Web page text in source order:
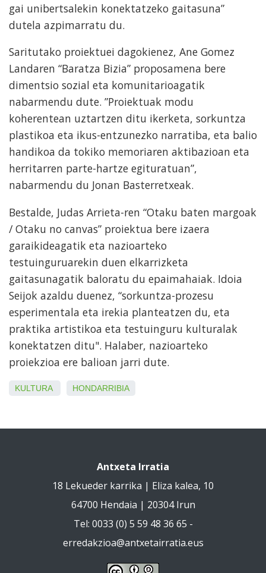
gai unibertsalekin konektatzeko gaitasuna”
dutela azpimarratu du.
Saritutako proiektuei dagokienez, Ane Gomez
Landaren “Baratza Bizia” proposamena bere
dimentsio sozial eta komunitarioagatik
nabarmendu dute. ”Proiektuak modu
koherentean uztartzen ditu ikerketa, sorkuntza
plastikoa eta ikus-entzunezko narratiba, eta balio
handikoa da tokiko memoriaren aktibazioan eta
herritarren parte-hartze egituratuan”,
nabarmendu du Jonan Basterretxeak.
Bestalde, Judas Arrieta-ren “Otaku baten margoak
/ Otaku no canvas” proiektua bere izaera
garaikideagatik eta nazioarteko
testuinguruarekin duen elkarrizketa
gaitasunagatik baloratu du epaimahaiak. Idoia
Seijok azaldu duenez, “sorkuntza-prozesu
esperimentala eta irekia planteatzen du, eta
praktika artistikoa eta testuinguru kulturalak
konektatzen ditu". Halaber, nazioarteko
proiekzioa ere balioan jarri dute.
KULTURA HONDARRIBIA
Antxeta Irratia
18 Lekueder karrika | Eliza kalea, 10
64700 Hendaia | 20304 Irun
Tel: 0033 (0) 5 59 48 36 65 -
erredakzioa@antxetairratia.eus